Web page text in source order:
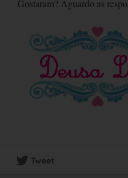
Gostaram? Aguardo as
Tweet